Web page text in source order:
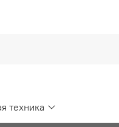
техника